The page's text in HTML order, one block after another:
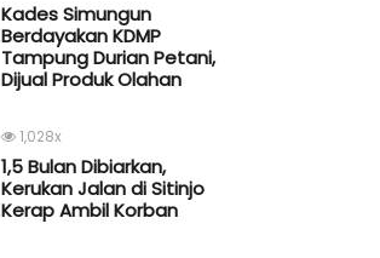
Kades Simungun
Berdayakan KDMP
Tampung Durian Petani,
Dijual Produk Olahan
1,028x
1,5 Bulan Dibiarkan,
Kerukan Jalan di Sitinjo
Kerap Ambil Korban